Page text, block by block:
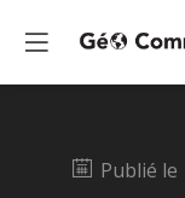
Publié le